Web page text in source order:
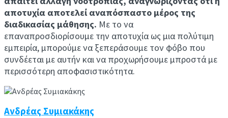
αποτυχία αποτελεί αναπόσπαστο μέρος της
διαδικασίας μάθησης. Με το να
επαναπροσδιορίσουμε την αποτυχία ως μια πολύτιμη
εμπειρία, μπορούμε να ξεπεράσουμε τον φόβο που
συνδέεται με αυτήν και να προχωρήσουμε μπροστά με
περισσότερη αποφασιστικότητα.
Ανδρέας Συμιακάκης